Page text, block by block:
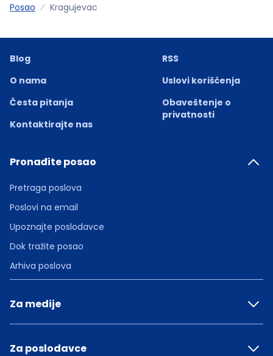
Posao Kragujevac
Blog
O nama
Česta pitanja
Kontaktirajte nas
RSS
Uslovi korišćenja
Obaveštenje o
privatnosti
Pronađite posao
Pretraga poslova
Poslovi na email
Upoznajte poslodavce
Dok tražite posao
Arhiva poslova
Za medije
Za poslodavce